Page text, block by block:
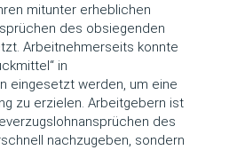
mitunter erheblichen
des obsiegenden
Arbeitnehmerseits konnte
in
eingesetzt werden, um eine
zu erzielen. Arbeitgebern ist
des
nachzugeben, sondern